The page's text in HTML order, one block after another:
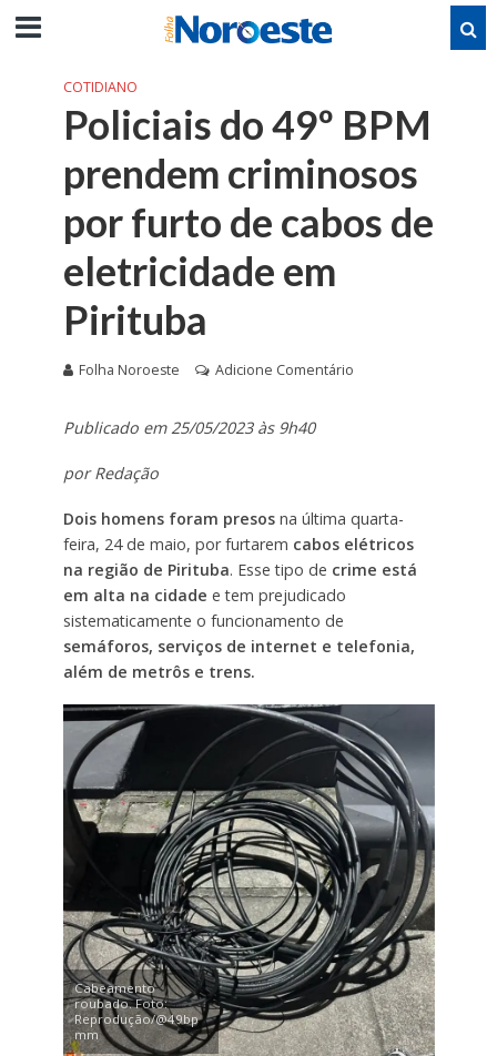
COTIDIANO
Policiais do 49º BPM
prendem criminosos
por furto de cabos de
eletricidade em
Pirituba
Folha Noroeste Adicione Comentário
Publicado em 25/05/2023 às 9h40
por Redação
Dois homens foram presosna última quarta-
feira, 24 de maio, por furtarem cabos elétricos
na região de Pirituba. Esse tipo de crime está
em alta na cidade e tem prejudicado
sistematicamente o funcionamento de
semáforos, serviços de internet e telefonia,
além de metrôs e trens.
Cabeamento
roubado. Foto:
Reprodução/@49bp
mm